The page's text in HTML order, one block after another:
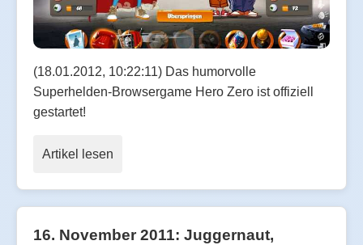
(18.01.2012, 10:22:11) Das humorvolle
Superhelden-Browsergame Hero Zero ist offiziell
gestartet!
Artikel lesen
16. November 2011: Juggernaut,